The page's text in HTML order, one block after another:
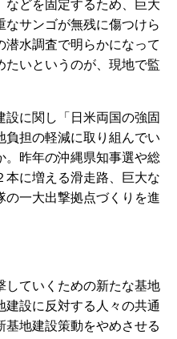
どを固定するため、巨大
サンゴが無残に傷つけら
水調査で明らかになって
たいというのが、現地で監
に関し「日米両国の強固
負担の軽減に取り組んでい
。昨年の沖縄県知事選や総
本に増える滑走路、巨大な
の一大出撃拠点づくりを進
ていくための新たな基地
設に反対する人々の共通
地建設策動をやめさせる